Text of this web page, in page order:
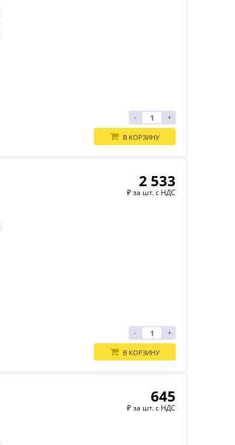
+
-
В КОРЗИНУ
2 533
₽за шт. с НДС
+
-
В КОРЗИНУ
645
₽за шт. с НДС